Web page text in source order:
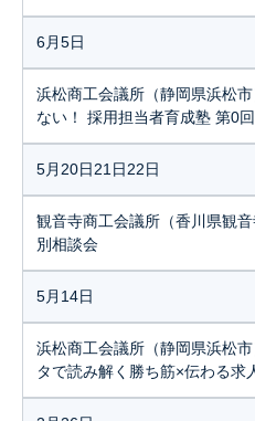
6月5日
浜松商工会議所（静岡県浜松
ない！ 採用担当者育成塾 第0
5月20日21日22日
観音寺商工会議所（香川県観
別相談会
5月14日
浜松商工会議所（静岡県浜松
タで読み解く勝ち筋×伝わる求